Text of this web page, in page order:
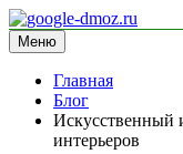
Перейти
к
содержимому
google-dmoz.ru
информационный сайт
Меню
Главная
Блог
Искусственный
интерьеров